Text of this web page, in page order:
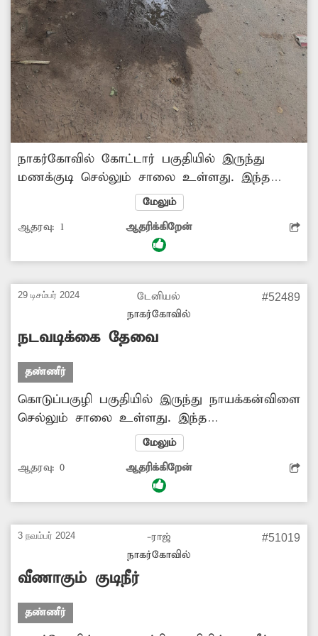
நாகர்கோவில் கோட்டார் பகுதியில் இருந்து
மணக்குடி செல்லும் சாலை உள்ளது. இந்த
சாலையில் பறக்கை சந்திப்பு பகுதியில்
சாலையோரத்தில் பதிக்கப்பட்டுள்ள கூட்டு குடிநீர்
திட்ட குழாயில் உடைப்பு ஏற்பட்டுள்ளது.
இதானல், குடிநீர் வீணாக சாலையில் பாய்வதால்
சிரமத்துக்குள்ளாவதுடன், சாலையும்
சேதமடையும் நிலை ஏற்பட்டுள்ளது. எனவே,
அதிகாரிகள் நடவடிக்கை எடுத்து குழாய்
உடைப்பை சீரமைத்து குடிநீர் வீணாவதை
மேலும்
ஆதரவு: 1 ஆதரிக்கிறேன்
29 டிசம்பர் 2024
டேனியல்
நாகர்கோவில்
#52489
நடவடிக்கை தேவை
தண்ணீர்
கொடுப்பகுழி பகுதியில் இருந்து நாயக்கன்விளை
செல்லும் சாலை உள்ளது. இந்த
சாலையோரத்தில் உள்ள மேல்நிலை நீர்த்தேக்க
தொட்டி அமைக்கப்பட்டுள்ளது. கொடுப்பகுழி,
கட்டிமாங்கோடு, நாயக்கன்விளை சுற்றுவட்டார
பகுதிகளுக்கு குடிநீர் வினியோகம் செய்யப்பட்டு
சேதமடைந்துள்ளதால் குடிநீர் வீணாவதுடன்,
சம்பந்தப்பட்ட பகுதிகளுக்கு குடிநீர்
வினியோகமும் தடைப்பட்டுள்ளது. தற்போது
சேதமடைந்த குழாய் மாற்றப்படாமல்
தற்காலிகமாக சீரமைக்கப்பட்டுள்ளது. எனினும்
குடிநீர் வீணாகி வருகிறது. எனவே,...
மேலும்
ஆதரவு: 0 ஆதரிக்கிறேன்
3 நவம்பர் 2024
-ராஜ்
நாகர்கோவில்
#51019
வீணாகும் குடிநீர்
தண்ணீர்